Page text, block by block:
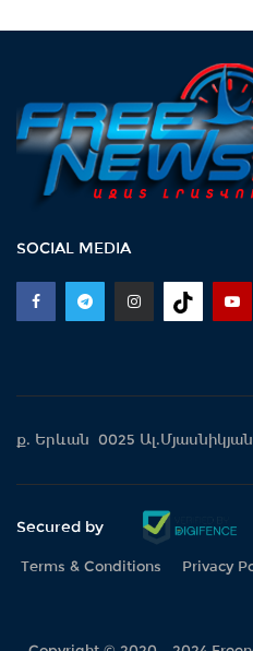
SOCIAL MEDIA
ք. Երևան 0025 Ալ.Մյասնիկյան
Secured by
Terms & Conditions Privacy